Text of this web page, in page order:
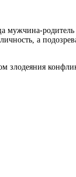
мужчина-
а
злодеяния